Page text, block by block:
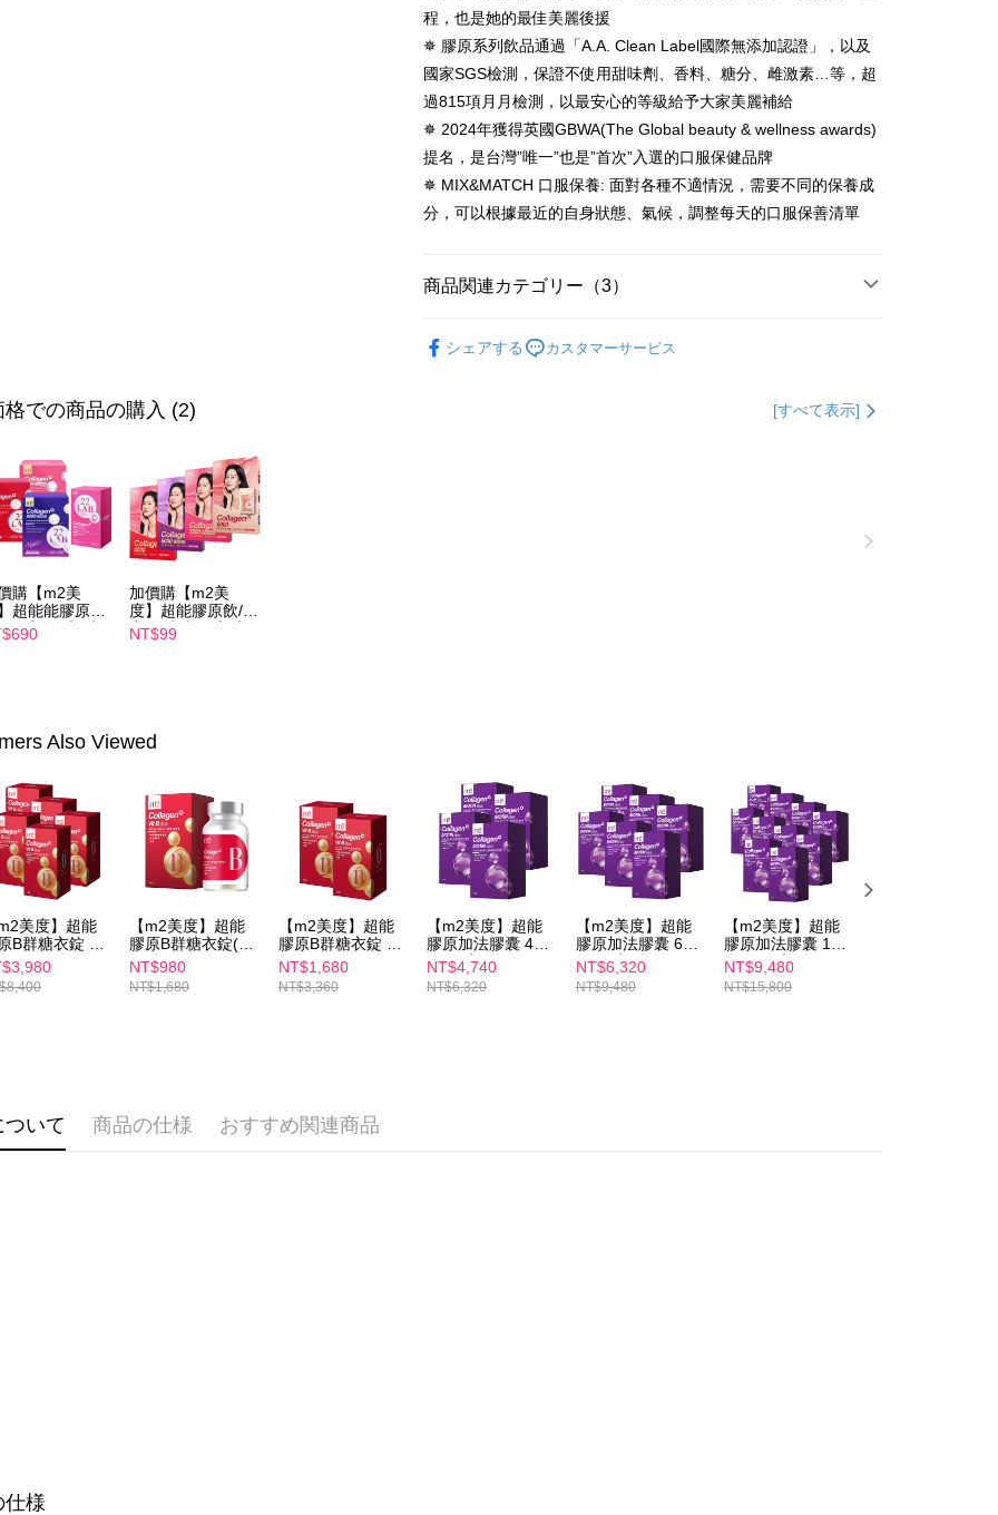
1.お支払い方法でAFTEE代金後払いを選択すると、携帯電話認証ウィン
ドウが表示されます。
2.SMSで認証してお支払い手続を進めてください。
3.注文するときのお支払いは不要です。商品はご指定の住所に配送されま
す。
4.ご注文が完了すると、携帯に支払い通知のSMSが届きます。アプリ会
員の場合は、AFTEE アプリプッシュ通知が届きます。
5.商品受け取り時のお支払いは不要です。商品を確かめてから、SMSま
たはアプリの通知に従って、4大コンビニ、またはATM/オンラインバンキ
ングでお支払いください。
以内まで延長できます。
もとに計算されます。AFTEEで注文すると、商品を受け取るまで支払い
の有無に関わらず、AFTEEで指定された期限内にお支払いください。
延滞納金が加算されます。未成年の利用者は、事前に法定代理人または
後見人の同意を得ればAFTEEをご利用いただけます。
個人情報の処理、利用について疑問がある、または関連する法律の権利
を行使したい場合は、ネットプロテクションズ
cs_tw@netprotections.co.jp
にご連絡ください。上記に示した個人情報
AFTEEにあなたの個人情報の収集、処理、利用を許可することににご同
意いただけない場合は、当サービスを選択しないでください。
ATM払い
配送方法
全家付款取貨
配送毎にNT$100、NT$600以上で送料無料
付款後全家取貨
萊爾富取貨付款
付款後萊爾富取貨
海外配送(馬來西亞)
海外配送(澳洲) 送料を確認
程，也是她的最佳美麗後援
✵ 膠原系列飲品通過「A.A. Clean Label國際無添加認證」，以及
國家SGS檢測，保證不使用甜味劑、香料、糖分、雌激素…等，超
過815項月月檢測，以最安心的等級給予大家美麗補給
✵ 2024年獲得英國GBWA(The Global beauty & wellness awards)
提名，是台灣”唯一”也是”首次”入選的口服保健品牌
✵ MIX&MATCH 口服保養: 面對各種不適情況，需要不同的保養成
分，可以根據最近的自身狀態、氣候，調整每天的口服保善清單
商品関連カテゴリー（3）
シェアする カスタマーサービス
格での商品の購入 (2) [すべて表示]
購【m2美
超能能膠原飲
/晚安飲4入/水
4入/新生飲4
加價購【m2美
度】超能膠原飲/晚
安飲/水光飲/新生
飲-孫藝珍推薦(任
NT$99
Also Viewed
美度】超能
B群糖衣錠 五
(60錠/盒)
【m2美度】超能
膠原B群糖衣錠(60
錠/盒)
NT$980
NT$1,680
【m2美度】超能
膠原B群糖衣錠 買
1送1組(60錠/盒)
NT$1,680
NT$3,360
【m2美度】超能
膠原加法膠囊 4盒
組(30入/盒)
NT$4,740
NT$6,320
【m2美度】超能
膠原加法膠囊 6盒
組(30入/盒)
NT$6,320
NT$9,480
【m2美度】超能
膠原加法膠囊 10
盒組(30入/盒)
NT$9,480
NT$15,800
いて 商品の仕様 おすすめ関連商品
仕様